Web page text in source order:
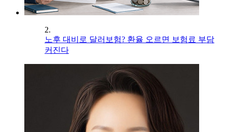
2.
노후 대비로 달러보험? 환율 오르면 보험료 부담
커진다